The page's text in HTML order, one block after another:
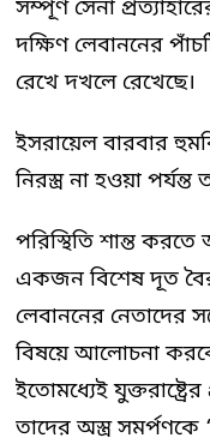
সম্পূর্ণ সেনা
দক্ষিণ লেবাননের
রেখে দখলে রেখেছে।
ইসরায়েল বারবার
নিরস্ত্র না হওয়া পর্যন্ত
পরিস্থিতি শান্ত করতে
একজন বিশেষ দূত
লেবাননের নেতাদের
বিষয়ে আলোচনা
ইতোমধ্যেই
তাদের অস্ত্র